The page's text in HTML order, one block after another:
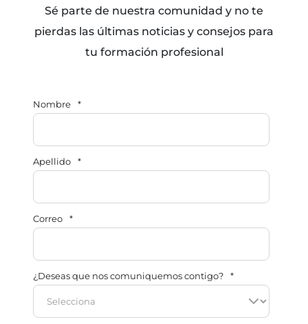
Sé parte de nuestra comunidad y no te
pierdas las últimas noticias y consejos para
tu formación profesional
Nombre *
Apellido *
Correo *
¿Deseas que nos comuniquemos contigo? *